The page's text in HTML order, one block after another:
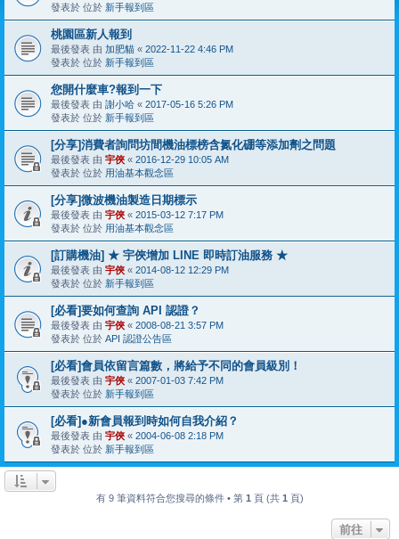
發表於 位於 新手報到區
桃園區新人報到
最後發表 由 加肥貓 « 2022-11-22 4:46 PM
發表於 位於 新手報到區
您開什麼車?報到一下
最後發表 由 謝小哈 « 2017-05-16 5:26 PM
發表於 位於 新手報到區
[分享]消費者詢問坊間機油標榜含氮化硼等添加劑之問題
最後發表 由 宇俠 « 2016-12-29 10:05 AM
發表於 位於 用油基本觀念區
[分享]微波機油製造日期標示
最後發表 由 宇俠 « 2015-03-12 7:17 PM
發表於 位於 用油基本觀念區
[訂購機油] ★ 宇俠增加 LINE 即時訂油服務 ★
最後發表 由 宇俠 « 2014-08-12 12:29 PM
發表於 位於 新手報到區
[必看]要如何查詢 API 認證？
最後發表 由 宇俠 « 2008-08-21 3:57 PM
發表於 位於 API 認證公告區
[必看]會員依留言篇數，將給予不同的會員級別！
最後發表 由 宇俠 « 2007-01-03 7:42 PM
發表於 位於 新手報到區
[必看]●新會員報到時如何自我介紹？
最後發表 由 宇俠 « 2004-06-08 2:18 PM
發表於 位於 新手報到區
有 9 筆資料符合您搜尋的條件 • 第 1 頁 (共 1 頁)
前往